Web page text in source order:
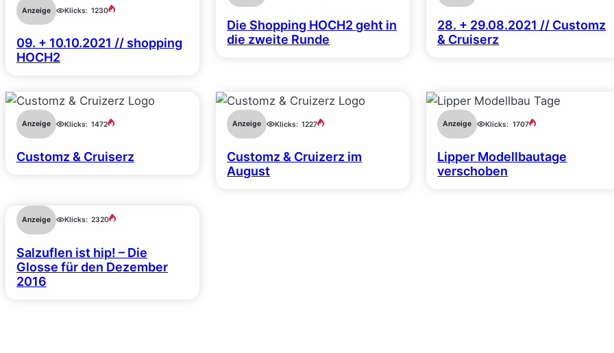
Anzeige Klicks: 1230
09. + 10.10.2021 // shopping
HOCH2
Die Shopping HOCH2 geht in
die zweite Runde
28. + 29.08.2021 // Customz
& Cruiserz
Anzeige Klicks: 1472
Customz & Cruiserz
Anzeige Klicks: 1227
Customz & Cruizerz im
August
Anzeige Klicks: 1707
Lipper Modellbautage
verschoben
Anzeige Klicks: 2320
Salzuflen ist hip! – Die
Glosse für den Dezember
2016